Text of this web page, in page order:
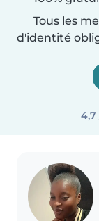
Tous les
d'identité
4,7